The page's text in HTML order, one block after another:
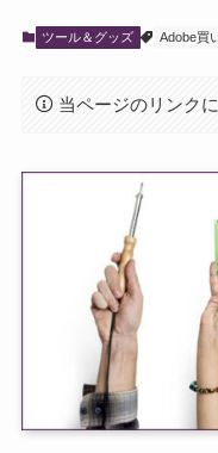
ツール＆グッズ Adobe買
当ページのリンク